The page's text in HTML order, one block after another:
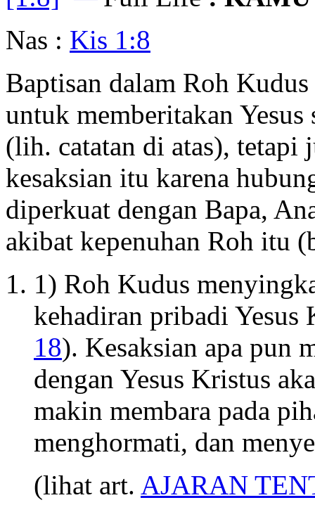
Nas : Kis 1:8
Baptisan dalam Roh
untuk memberitakan Yesus
(lih. catatan di atas), tetapi
kesaksian itu karena
diperkuat dengan Bapa,
akibat kepenuhan Roh itu
1) Roh Kudus
kehadiran pribadi Yesus
18). Kesaksian apa pun
dengan Yesus Kristus
makin membara pada
menghormati, dan
(lihat art. AJARAN